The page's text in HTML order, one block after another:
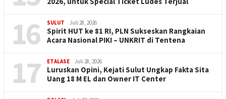
16 SULUT Juli 28, 2026
Spirit HUT ke 81 RI, PLN Sukseskan Rangkaian
Acara Nasional PIKI – UNKRIT di Tentena
17 ETALASE Juli 28, 2026
Luruskan Opini, Kejati Sulut Ungkap Fakta Sita
Uang 18 M EL dan Owner IT Center